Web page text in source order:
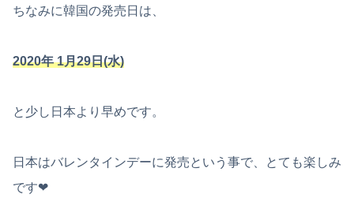
ちなみに韓国の発売日は、
2020年 1月29日(水)
と少し日本より早めです。
日本はバレンタインデーに発売という事で、とても楽しみ
です❤︎